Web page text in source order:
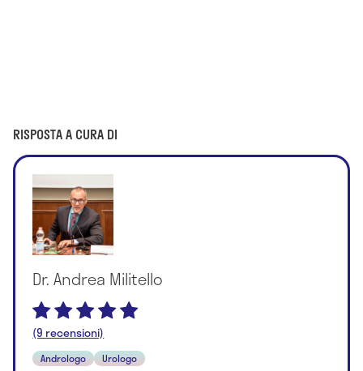
RISPOSTA A CURA DI
Dr. Andrea Militello
(9 recensioni)
Andrologo Urologo